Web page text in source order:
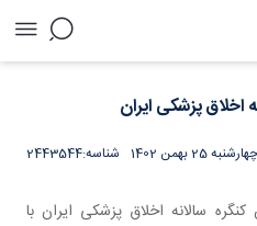
پزشکی ایران - دفتر
اخلاق پزشکی ایران
چهارشنبه 25 بهمن 1402 2443544شناسه:
سالانه اخلاق پزشکی ایران با